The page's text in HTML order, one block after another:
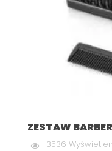
ZESTAW
3536